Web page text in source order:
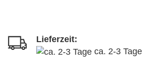
Lieferzeit:
ca. 2-3 Tage